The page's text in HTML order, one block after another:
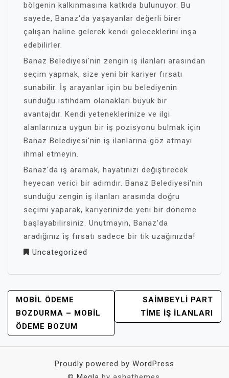
bölgenin kalkınmasına katkıda bulunuyor. Bu
sayede, Banaz'da yaşayanlar değerli birer
çalışan haline gelerek kendi geleceklerini inşa
edebilirler.
Banaz Belediyesi'nin zengin iş ilanları arasından
seçim yapmak, size yeni bir kariyer fırsatı
sunabilir. İş arayanlar için bu belediyenin
sunduğu istihdam olanakları büyük bir
avantajdır. Kendi yeteneklerinize ve ilgi
alanlarınıza uygun bir iş pozisyonu bulmak için
Banaz Belediyesi'nin iş ilanlarına göz atmayı
ihmal etmeyin.
Banaz'da iş aramak, hayatınızı değiştirecek
heyecan verici bir adımdır. Banaz Belediyesi'nin
sunduğu zengin iş ilanları arasında doğru
seçimi yaparak, kariyerinizde yeni bir döneme
başlayabilirsiniz. Unutmayın, Banaz'da
aradığınız iş fırsatı sadece bir tık uzağınızda!
Uncategorized
YAZI
GEZINMESI
MOBIL ÖDEME
BOZDURMA – MOBIL
ÖDEME BOZUM
SAIMBEYLI PART
TIME İŞ İLANLARI
Proudly powered by WordPress